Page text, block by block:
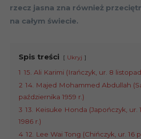
rzecz jasna zna również
na całym świecie.
Spis treści Ukryj
1 15. Ali Karimi (Irańczyk, ur. 8
2 14. Majed Mohammed Abdullah
października 1959 r.)
3 13. Keisuke Honda (Japończyk, ur.
1986 r.)
4 12. Lee Wai Tong (Chińczyk, ur. 16